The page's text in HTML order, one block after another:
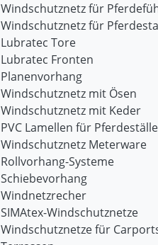
Windschutznetz für
Windschutznetz für
Lubratec Tore
Lubratec Fronten
Planenvorhang
Windschutznetz mit Ösen
Windschutznetz mit Keder
PVC Lamellen für Pferdeställe
Windschutznetz Meterware
Rollvorhang-Systeme
Schiebevorhang
Windnetzrecher
SIMAtex-Windschutznetze
Windschutznetze für